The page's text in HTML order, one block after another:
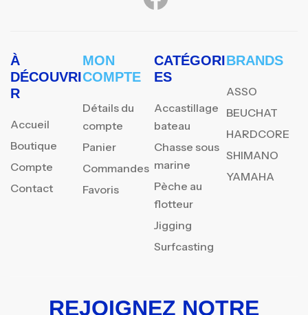
À
DÉCOUVRI
R
Accueil
Boutique
Compte
Contact
MON
COMPTE
Détails du
compte
Panier
Commandes
Favoris
CATÉGORI
ES
Accastillage
bateau
Chasse sous
marine
Pèche au
flotteur
Jigging
Surfcasting
BRANDS
ASSO
BEUCHAT
HARDCORE
SHIMANO
YAMAHA
REJOIGNEZ NOTRE